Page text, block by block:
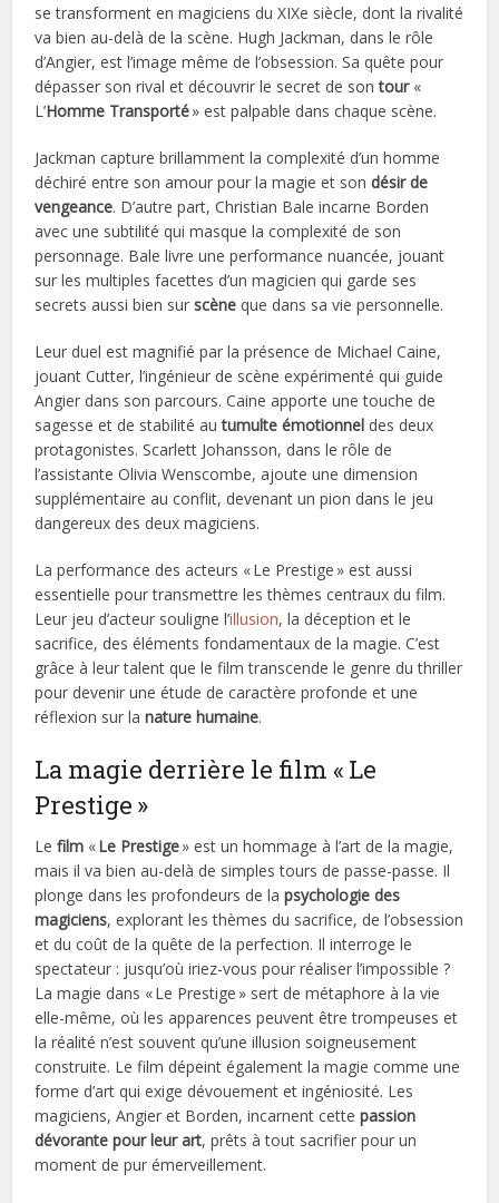
se transforment en magiciens du XIXe siècle, dont la rivalité
va bien au-delà de la scène. Hugh Jackman, dans le rôle
d’Angier, est l’image même de l’obsession. Sa quête pour
dépasser son rival et découvrir le secret de sontour«
L’Homme Transporté» est palpable dans chaque scène.
Jackman capture brillamment la complexité d’un homme
déchiré entre son amour pour la magie et sondésir de
vengeance. D’autre part, Christian Bale incarne Borden
avec une subtilité qui masque la complexité de son
personnage. Bale livre une performance nuancée, jouant
sur les multiples facettes d’un magicien qui garde ses
secrets aussi bien surscène que dans sa vie personnelle.
Leur duel est magnifié par la présence de Michael Caine,
jouant Cutter, l’ingénieur de scène expérimenté qui guide
Angier dans son parcours. Caine apporte une touche de
sagesse et de stabilité autumulte émotionnel des deux
protagonistes. Scarlett Johansson, dans le rôle de
l’assistante Olivia Wenscombe, ajoute une dimension
supplémentaire au conflit, devenant un pion dans le jeu
dangereux des deux magiciens.
La performance des acteurs « Le Prestige » est aussi
essentielle pour transmettre les thèmes centraux du film.
Leur jeu d’acteur souligne l’illusion, la déception et le
sacrifice, des éléments fondamentaux de la magie. C’est
grâce à leur talent que le film transcende le genre du thriller
pour devenir une étude de caractère profonde et une
réflexion sur lanature humaine.
La magie derrière le film « Le
Prestige »
Lefilm «Le Prestige» est un hommage à l’art de la magie,
mais il va bien au-delà de simples tours de passe-passe. Il
plonge dans les profondeurs de lapsychologie des
magiciens, explorant les thèmes du sacrifice, de l’obsession
et du coût de la quête de la perfection. Il interroge le
spectateur : jusqu’où iriez-vous pour réaliser l’impossible ?
La magie dans « Le Prestige » sert de métaphore à la vie
elle-même, où les apparences peuvent être trompeuses et
la réalité n’est souvent qu’une illusion soigneusement
construite. Le film dépeint également la magie comme une
forme d’art qui exige dévouement et ingéniosité. Les
magiciens, Angier et Borden, incarnent cettepassion
dévorante pour leur art, prêts à tout sacrifier pour un
moment de pur émerveillement.